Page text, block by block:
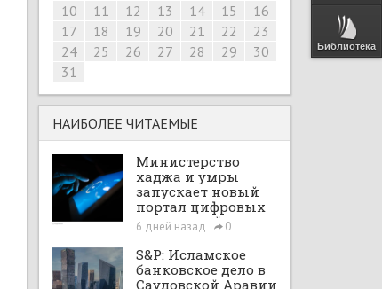
Библиотека
10
11 12 13 14 15
16
17
18 19 20 21 22
23
24
25 26 27 28 29
30
31
НАИБОЛЕЕ ЧИТАЕМЫЕ
Министерство
хаджа и умры
запускает новый
портал цифровых
интеграций
6 дней назад 0
S&P: Исламское
банковское дело в
Саудовской Аравии